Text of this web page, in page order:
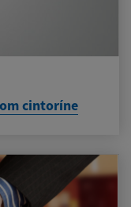
cintoríne